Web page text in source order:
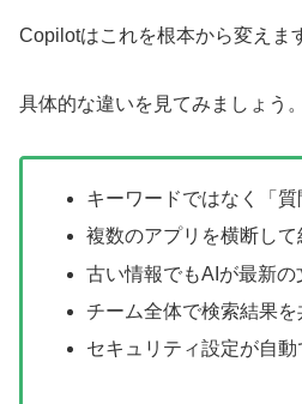
Copilotはこれを根本から変えま
具体的な違いを見てみましょう。
キーワードではなく「
複数のアプリを横断し
古い情報でもAIが最新の
チーム全体で検索結果を
セキュリティ設定が自動